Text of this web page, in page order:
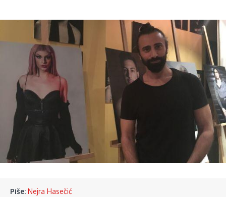
Pretraga
Piše: Nejra Hasečić